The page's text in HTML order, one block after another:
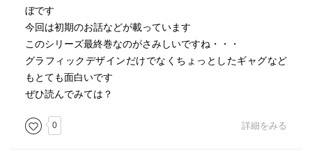
ぼです
今回は初期のお話などが載っています
このシリーズ最終巻なのがさみしいですね・・・
グラフィックデザインだけでなくちょっとしたギャグなど
もとても面白いです
ぜひ読んでみては？
0 詳細をみる